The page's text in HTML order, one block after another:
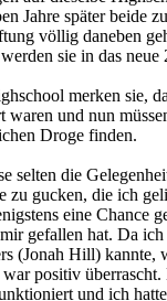
Jahre später beide
völlig daneben
sie in das neue
merken sie,
waren und nun
Droge finden.
selten die
zu gucken, die ich
eine Chance
gefallen hat. Da
(Jonah Hill) kannte,
positiv überrascht.
und ich